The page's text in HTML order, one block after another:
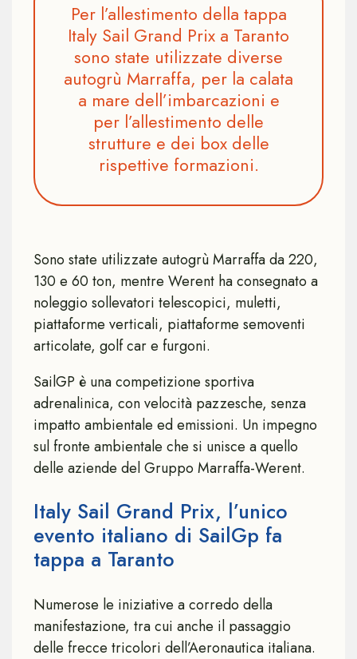
Per l’allestimento della tappa
Italy Sail Grand Prix a Taranto
sono state utilizzate diverse
autogrù Marraffa, per la calata
a mare dell’imbarcazioni e
per l’allestimento delle
strutture e dei box delle
rispettive formazioni.
Sono state utilizzate autogrù Marraffa da 220,
130 e 60 ton, mentre Werent ha consegnato a
noleggio sollevatori telescopici, muletti,
piattaforme verticali, piattaforme semoventi
articolate, golf car e furgoni.
SailGP è una competizione sportiva
adrenalinica, con velocità pazzesche, senza
impatto ambientale ed emissioni. Un impegno
sul fronte ambientale che si unisce a quello
delle aziende del Gruppo Marraffa-Werent.
Italy Sail Grand Prix, l’unico
evento italiano di SailGp fa
tappa a Taranto
Numerose le iniziative a corredo della
manifestazione, tra cui anche il passaggio
delle frecce tricolori dell’Aeronautica italiana.